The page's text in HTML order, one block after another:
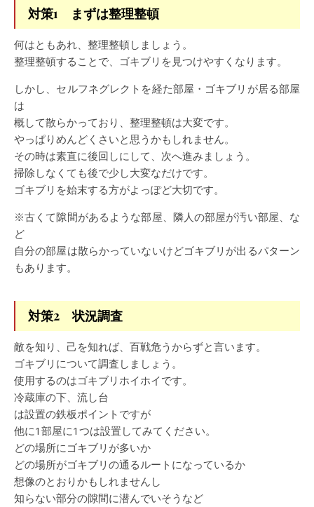
対策1 まずは整理整頓
何はともあれ、整理整頓しましょう。
整理整頓することで、ゴキブリを見つけやすくなります。
しかし、セルフネグレクトを経た部屋・ゴキブリが居る部屋
は
概して散らかっており、整理整頓は大変です。
やっぱりめんどくさいと思うかもしれません。
その時は素直に後回しにして、次へ進みましょう。
掃除しなくても後で少し大変なだけです。
ゴキブリを始末する方がよっぽど大切です。
※古くて隙間があるような部屋、隣人の部屋が汚い部屋、な
ど
自分の部屋は散らかっていないけどゴキブリが出るパターン
もあります。
対策2 状況調査
敵を知り、己を知れば、百戦危うからずと言います。
ゴキブリについて調査しましょう。
使用するのはゴキブリホイホイです。
冷蔵庫の下、流し台
は設置の鉄板ポイントですが
他に1部屋に1つは設置してみてください。
どの場所にゴキブリが多いか
どの場所がゴキブリの通るルートになっているか
想像のとおりかもしれませんし
知らない部分の隙間に潜んでいそうなど